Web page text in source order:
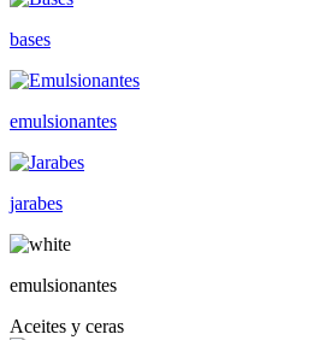
bases
emulsionantes
jarabes
emulsionantes
Aceites y ceras